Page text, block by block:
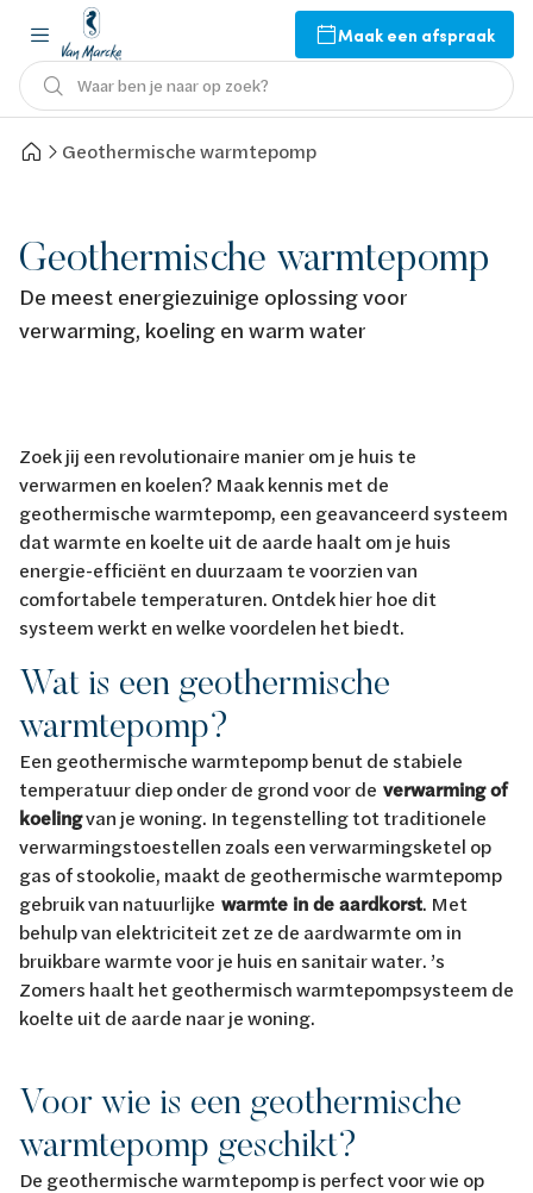
Maak een afspraak
Waar ben je naar op zoek?
Geothermische warmtepomp
Geothermische warmtepomp
De meest energiezuinige oplossing voor
verwarming, koeling en warm water
Zoek jij een revolutionaire manier om je huis te
verwarmen en koelen? Maak kennis met de
geothermische warmtepomp, een geavanceerd systeem
dat warmte en koelte uit de aarde haalt om je huis
energie-efficiënt en duurzaam te voorzien van
comfortabele temperaturen. Ontdek hier hoe dit
systeem werkt en welke voordelen het biedt.
Wat is een geothermische
warmtepomp?
Een geothermische warmtepomp benut de stabiele
temperatuur diep onder de grond voor de verwarming of
koelingvan je woning. In tegenstelling tot traditionele
verwarmingstoestellen zoals een verwarmingsketel op
gas of stookolie, maakt de geothermische warmtepomp
gebruik van natuurlijke warmte in de aardkorst. Met
behulp van elektriciteit zet ze de aardwarmte om in
bruikbare warmte voor je huis en sanitair water. ’s
Zomers haalt het geothermisch warmtepompsysteem de
koelte uit de aarde naar je woning.
Voor wie is een geothermische
warmtepomp geschikt?
De geothermische warmtepomp is perfect voor wie op